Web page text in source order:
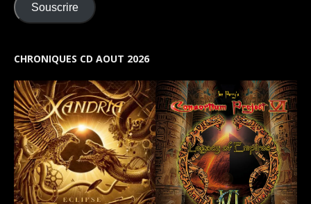
Souscrire
CHRONIQUES CD AOUT 2026